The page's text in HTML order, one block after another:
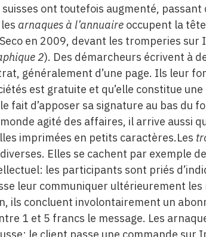
ont toutefois augmenté, passant
arnaques à l’annuaire occupent la
en 2009, devant les tromperies sur
2). Des démarcheurs écrivent à
généralement d’une page. Ils leur
est gratuite et qu’elle constitue
fait d’apposer sa signature au bas du
agité des affaires, il arrive aussi
imprimées en petits caractères.Les
Elles se cachent par exemple
les participants sont priés
leur communiquer ultérieurement les
ils concluent involontairement un
1 et 5 francs le message. Les